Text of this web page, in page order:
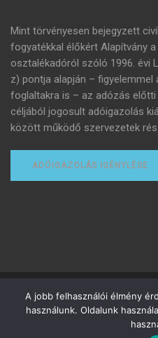
Mint törvényesen bejegyzett
fogyatékkal élőkért Alapítvány
osztalékadóról szóló 1996. évi
z) pontja alapján – figyelemmel
foglaltakra is – az adózás
céljából jogosult adóigazolás
között működő szervezetek
ADÓIGAZOLÁS IGÉNYLÉSE
Minden
A jobb felhasználói élmény
használunk. Oldalunk